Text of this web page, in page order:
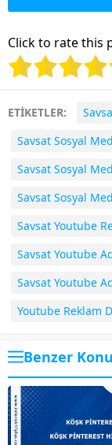
Click to rate this
ETİKETLER:
Savsat Sosyal
Savsat Sosyal
Savsat Sosyal
Savsat Youtube
Savsat Youtube
Savsat Youtube
Youtube Reklam
Benzer